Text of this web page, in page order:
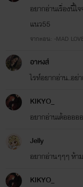
อยากอ่านเรื่องนี้ใ
แนว55
จากตอน: -MAD
อาหงส์
ไรท์อยากอ่าน..อย่
KIKYO_
อยากอ่านเด้ออออ
Jelly
อยากอ่านๆๆๆ ห้า
KIKYO_